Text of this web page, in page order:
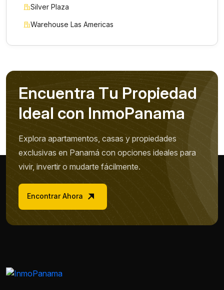
Silver Plaza
Warehouse Las Americas
Encuentra Tu Propiedad
Ideal con InmoPanama
Explora apartamentos, casas y propiedades
exclusivas en Panamá con opciones ideales para
vivir, invertir o mudarte fácilmente.
Encontrar Ahora